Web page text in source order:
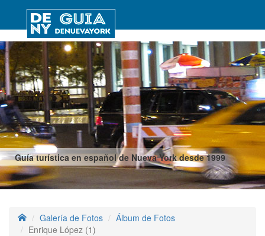
Guía turística en español de Nueva York desde 1999
Galería de Fotos
Álbum de Fotos
Enrique López (1)